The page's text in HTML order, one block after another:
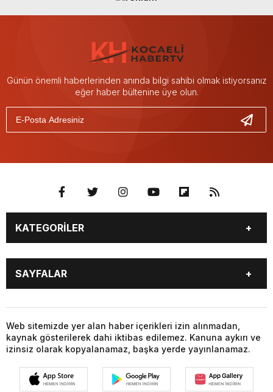
Günün önemli haberlerinden anında bilgi sahibi olmak istiyorsanız
eğer haber bültenine üye olun.
KATEGORİLER
GÜNDEM
SEKTÖR ÖZEL
DÜNYA
EKONOMİ
SPOR
SAYFALAR
DÜNYA
SİYASET
EKONOMİ
SPOR
Web sitemizde yer alan haber içerikleri izin alınmadan,
kaynak gösterilerek dahi iktibas edilemez. Kanuna aykırı ve
izinsiz olarak kopyalanamaz, başka yerde yayınlanamaz.